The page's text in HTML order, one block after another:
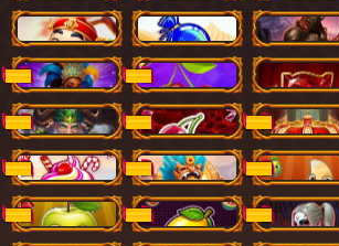
Bad Rabbit Candy Madness 2
NIEUW Carnival Fever NIEUW Fruits
NIEUWGreen Magic NIEUWHot Fruits NIEUW
NIEUW Candy Madness NIEUWAztec Riches NIEUWSunny
NIEUW 100 Sunny Fruits NIEUW 10 Fruit Jukebox NIEUWLove Spell